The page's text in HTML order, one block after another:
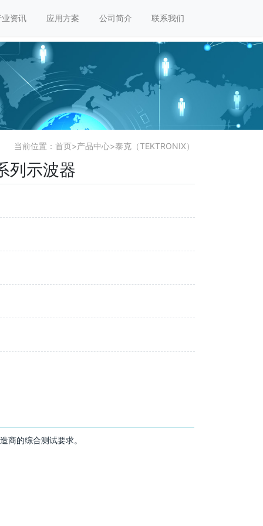
业资讯 应用方案 公司简介 联系我们
当前位置： 首页>产品中心>泰克（TEKTRONIX）
列示波器
商的综合测试要求。